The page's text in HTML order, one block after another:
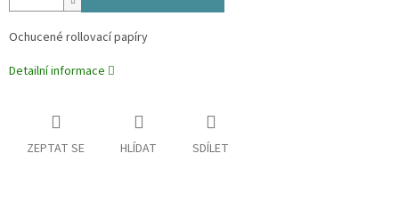
Ochucené rollovací papíry
Detailní informace
ZEPTAT SE HLÍDAT SDÍLET